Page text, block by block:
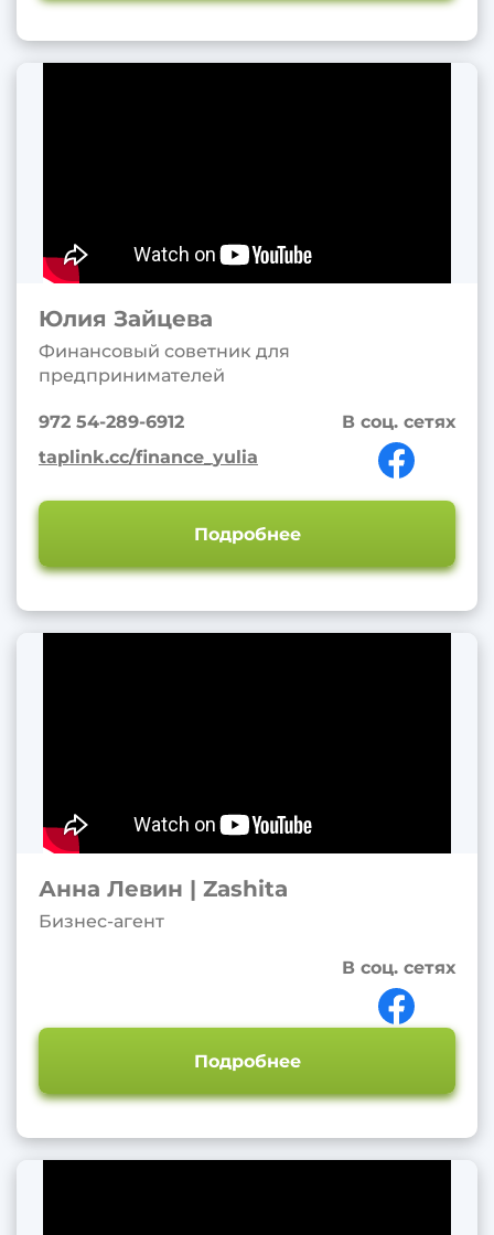
Юлия Зайцева
Финансовый советник для
предпринимателей
972 54-289-6912
taplink.cc/finance_yulia
В соц. сетях
Подробнее
Анна Левин | Zashita
Бизнес-агент
В соц. сетях
Подробнее